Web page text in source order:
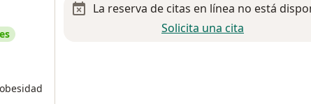
La reserva de citas en línea no está
Solicita una cita